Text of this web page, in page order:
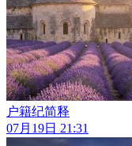
户籍纪简释
07月19日 21:31